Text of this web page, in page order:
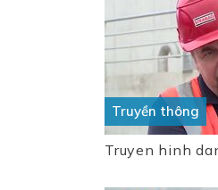
Truyền thông
Truyen hinh